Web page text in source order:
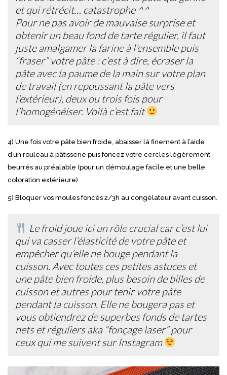
et qui rétrécit… catastrophe ^^
Pour ne pas avoir de mauvaise surprise et
obtenir un beau fond de tarte régulier, il faut
juste amalgamer la farine à l’ensemble puis
“fraser” votre pâte : c’est à dire, écraser la
pâte avec la paume de la main sur votre plan
de travail (en repoussant la pâte vers
l’extérieur), deux ou trois fois pour
l’homogénéiser. Voilà c’est fait
4) Une fois votre pâte bien froide, abaisser là finement à l’aide
d’un rouleau à pâtisserie puis foncez votre cercles légèrement
beurrés au préalable (pour un démoulage facile et une belle
coloration extérieure).
5) Bloquer vos moules foncés 2/3h au congélateur avant cuisson.
Le froid joue ici un rôle crucial car c’est lui
qui va casser l’élasticité de votre pâte et
empêcher qu’elle ne bouge pendant la
cuisson. Avec toutes ces petites astuces et
une pâte bien froide, plus besoin de billes de
cuisson et autres pour tenir votre pâte
pendant la cuisson. Elle ne bougera pas et
vous obtiendrez de superbes fonds de tartes
nets et réguliers aka “fonçage laser” pour
ceux qui me suivent sur Instagram